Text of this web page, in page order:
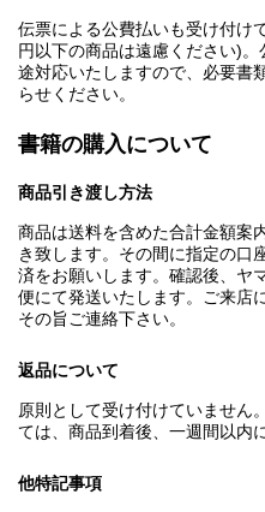
伝票による公費払いも受け付け
円以下の商品は遠慮ください)
途対応いたしますので、必要書
らせください。
書籍の購入について
商品引き渡し方法
商品は送料を含めた合計金額案
き致します。その間に指定の口
済をお願いします。確認後、ヤ
便にて発送いたします。ご来店
その旨ご連絡下さい。
返品について
原則として受け付けていません
ては、商品到着後、一週間以内
他特記事項